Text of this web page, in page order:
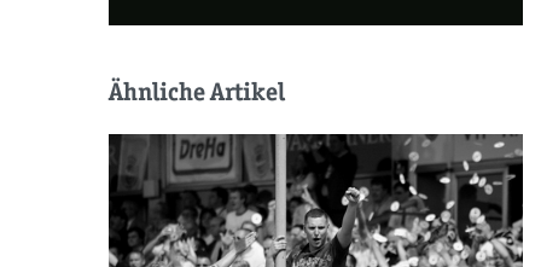
Ähnliche Artikel